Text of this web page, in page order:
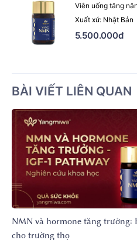
Viên uống tăng
Xuất xứ: Nhật Bản
5.500.000đ
BÀI VIẾT LIÊN QUAN
NMN và hormone tăng trưởng:
cho trường thọ